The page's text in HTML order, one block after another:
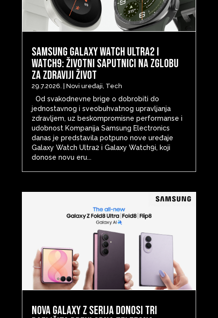
Samsung Galaxy Watch Ultra2 i
Watch9: životni saputnici na zglobu
za zdraviji život
29.7.2026. | Novi uređaji Tech
Od svakodnevne brige o dobrobiti do
jednostavnog i sveobuhvatnog upravljanja
zdravljem, uz beskompromisne performanse i
udobnost Kompanija Samsung Electronics
danas je predstavila potpuno nove uređaje
Galaxy Watch Ultra2 i Galaxy Watch9i, koji
donose novu eru...
Nova Galaxy Z serija donosi tri